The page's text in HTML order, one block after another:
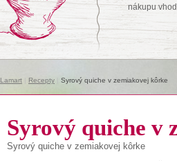
nákupu
Lamart Recepty Syrový quiche v zemiakovej kôrke
Syrový quiche v
Syrový quiche v zemiakovej kôrke